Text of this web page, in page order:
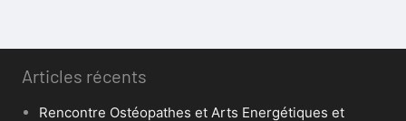
Articles récents
Rencontre Ostéopathes et Arts Energétiques et